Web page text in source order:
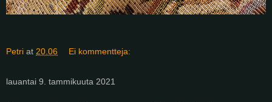
Petri at 20.06 Ei kommentteja:
lauantai 9. tammikuuta 2021